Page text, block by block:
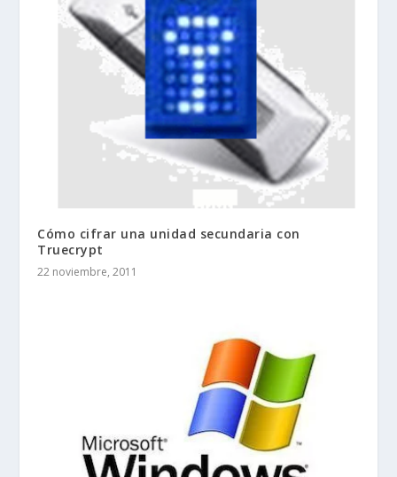
Cómo cifrar una unidad secundaria con
Truecrypt
22 noviembre, 2011